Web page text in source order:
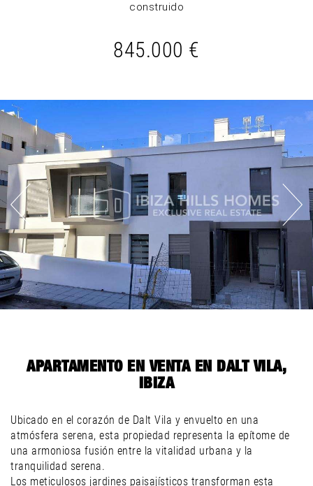
construido
845.000 €
APARTAMENTO EN VENTA EN DALT VILA,
IBIZA
Ubicado en el corazón de Dalt Vila y envuelto en una
atmósfera serena, esta propiedad representa la epítome de
una armoniosa fusión entre la vitalidad urbana y la
tranquilidad serena.
Los meticulosos jardines paisajísticos transforman esta